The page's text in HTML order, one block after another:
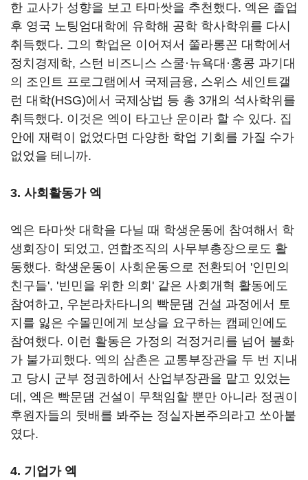
한 교사가 성향을 보고 타마쌋을 추천했다. 엑은 졸업
후 영국 노팅엄대학에 유학해 공학 학사학위를 다시
취득했다. 그의 학업은 이어져서 쭐라롱꼰 대학에서
정치경제학, 스턴 비즈니스 스쿨·뉴욕대·홍콩 과기대
의 조인트 프로그램에서 국제금융, 스위스 세인트갤
런 대학(HSG)에서 국제상법 등 총 3개의 석사학위를
취득했다. 이것은 엑이 타고난 운이라 할 수 있다. 집
안에 재력이 없었다면 다양한 학업 기회를 가질 수가
없었을 테니까.
3. 사회활동가 엑
엑은 타마쌋 대학을 다닐 때 학생운동에 참여해서 학
생회장이 되었고, 연합조직의 사무부총장으로도 활
동했다. 학생운동이 사회운동으로 전환되어 '인민의
친구들', '빈민을 위한 의회' 같은 사회개혁 활동에도
참여하고, 우본라차타니의 빡문댐 건설 과정에서 토
지를 잃은 수몰민에게 보상을 요구하는 캠페인에도
참여했다. 이런 활동은 가정의 걱정거리를 넘어 불화
가 불가피했다. 엑의 삼촌은 교통부장관을 두 번 지내
고 당시 군부 정권하에서 산업부장관을 맡고 있었는
데, 엑은 빡문댐 건설이 무책임할 뿐만 아니라 정권이
후원자들의 뒷배를 봐주는 정실자본주의라고 쏘아붙
였다.
4. 기업가 엑